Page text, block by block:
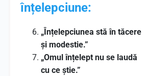
înțelepciune:
„Înțelepciunea stă în tăcere
și modestie.”
„Omul înțelept nu se laudă
cu ce știe.”